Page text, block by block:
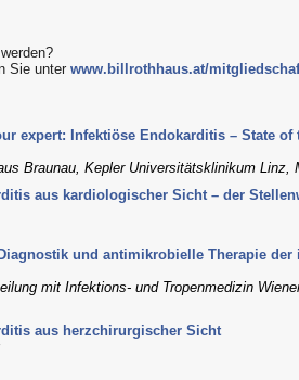
Sie unterwww.billrothhaus.at/
expert: Infektiöse Endokarditis – State of
Braunau, Kepler Universitätsklinikum Linz,
aus kardiologischer Sicht – der
und antimikrobielle Therapie
mit Infektions- und Tropenmedizin
aus herzchirurgischer Sicht